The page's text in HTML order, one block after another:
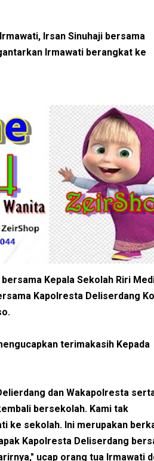
Irsan Sinuhaji bersama
Irmawati berangkat ke
Kepala Sekolah Riri
Kapolresta Deliserdang
terimakasih Kepada
dan Wakapolresta
bersekolah. Kami tak
ke sekolah. Ini merupakan
Kapolresta Deliserdang
ucap orang tua Irmawati